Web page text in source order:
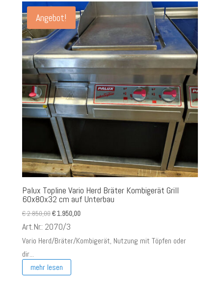
Angebot!
Palux Topline Vario Herd Bräter Kombigerät Grill
60x80x32 cm auf Unterbau
€2.850,00Ursprünglicher
Preis
war:
€ 2.850,00
€1.950,00Aktueller
€ 1.950,00.
Art.Nr.: 2070/3
Vario Herd/Bräter/Kombigerät, Nutzung mit Töpfen oder
dir...
mehr lesen